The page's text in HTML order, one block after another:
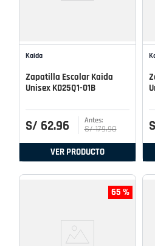
Kaida
Zapatilla Escolar Kaida
Unisex KD25Q1-01B
S/ 62.96 S/ 179.90
VER PRODUCTO
65 %